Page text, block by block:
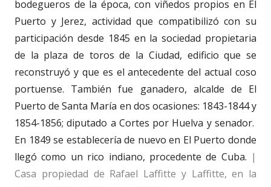
bodegueros de la época, con viñedos propios en El
Puerto y Jerez, actividad que compatibilizó con su
participación desde 1845 en la sociedad propietaria
de la plaza de toros de la Ciudad, edificio que se
reconstruyó y que es el antecedente del actual coso
portuense. También fue ganadero, alcalde de El
Puerto de Santa María en dos ocasiones: 1843-1844 y
1854-1856; diputado a Cortes por Huelva y senador.
En 1849 se establecería de nuevo en El Puerto donde
llegó como un rico indiano, procedente de Cuba. |
Casa propiedad de Rafael Laffitte y Laffitte, en la